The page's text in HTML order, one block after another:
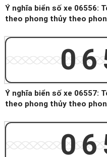
Ý nghĩa biển số xe 06556:
theo phong thủy theo
Ý nghĩa biển số xe 06557:
theo phong thủy theo